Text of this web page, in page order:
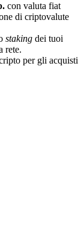
con valuta fiat
di criptovalute
staking dei tuoi
rete.
per gli acquisti